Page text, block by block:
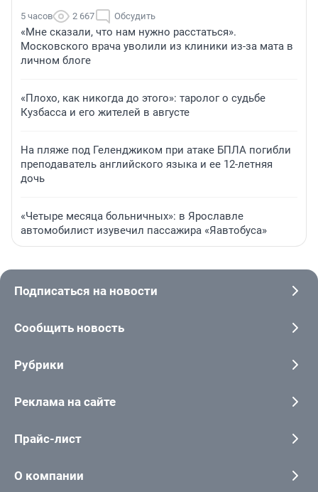
5 часов 2 667 Обсудить
«Мне сказали, что нам нужно расстаться».
Московского врача уволили из клиники из-за мата в
личном блоге
«Плохо, как никогда до этого»: таролог о судьбе
Кузбасса и его жителей в августе
На пляже под Геленджиком при атаке БПЛА погибли
преподаватель английского языка и ее 12-летняя
дочь
«Четыре месяца больничных»: в Ярославле
автомобилист изувечил пассажира «Яавтобуса»
Подписаться на новости
Сообщить новость
Рубрики
Реклама на сайте
Прайс-лист
О компании